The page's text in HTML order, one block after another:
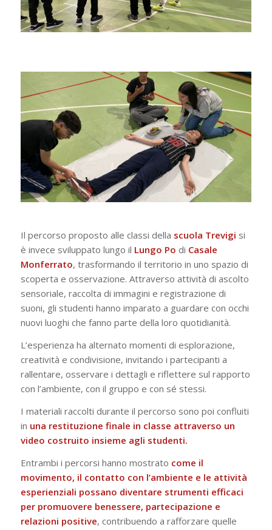
Il percorso proposto alle classi della scuola Trevigi si
è invece sviluppato lungo il Lungo Po di Casale
Monferrato, trasformando il territorio in uno spazio di
scoperta e osservazione. Attraverso attività di ascolto
sensoriale, raccolta di immagini e registrazione di
suoni, gli studenti hanno imparato a guardare con occhi
nuovi luoghi che fanno parte della loro quotidianità.
L’esperienza ha alternato momenti di esplorazione,
creatività e condivisione, invitando i partecipanti a
rallentare, osservare i dettagli e riflettere sul rapporto
con l’ambiente, con il gruppo e con sé stessi.
I materiali raccolti durante il percorso sono poi confluiti
in una restituzione finale in classe attraverso un
video costruito insieme agli studenti.
Entrambi i percorsi hanno mostrato come il
movimento, il contatto con l’ambiente e le attività
esperienziali possano diventare strumenti efficaci
per promuovere benessere, partecipazione e
relazioni positive, contribuendo a rafforzare quelle